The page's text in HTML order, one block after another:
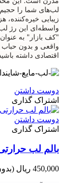
لب‌های شما را
زیبایی خیره‌کننده،
"کف بازار" به
واقعی و بدون
اقتصادی داشته
دوست داشتن
اشتراک گذاری
دوست داشتن
اشتراک گذاری
بالم لب
450,000 ریال